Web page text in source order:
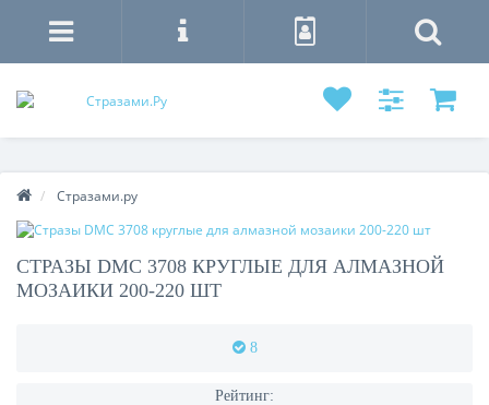
Стразами.ру
СТРАЗЫ DMC 3708 КРУГЛЫЕ ДЛЯ АЛМАЗНОЙ
МОЗАИКИ 200-220 ШТ
8
Рейтинг: